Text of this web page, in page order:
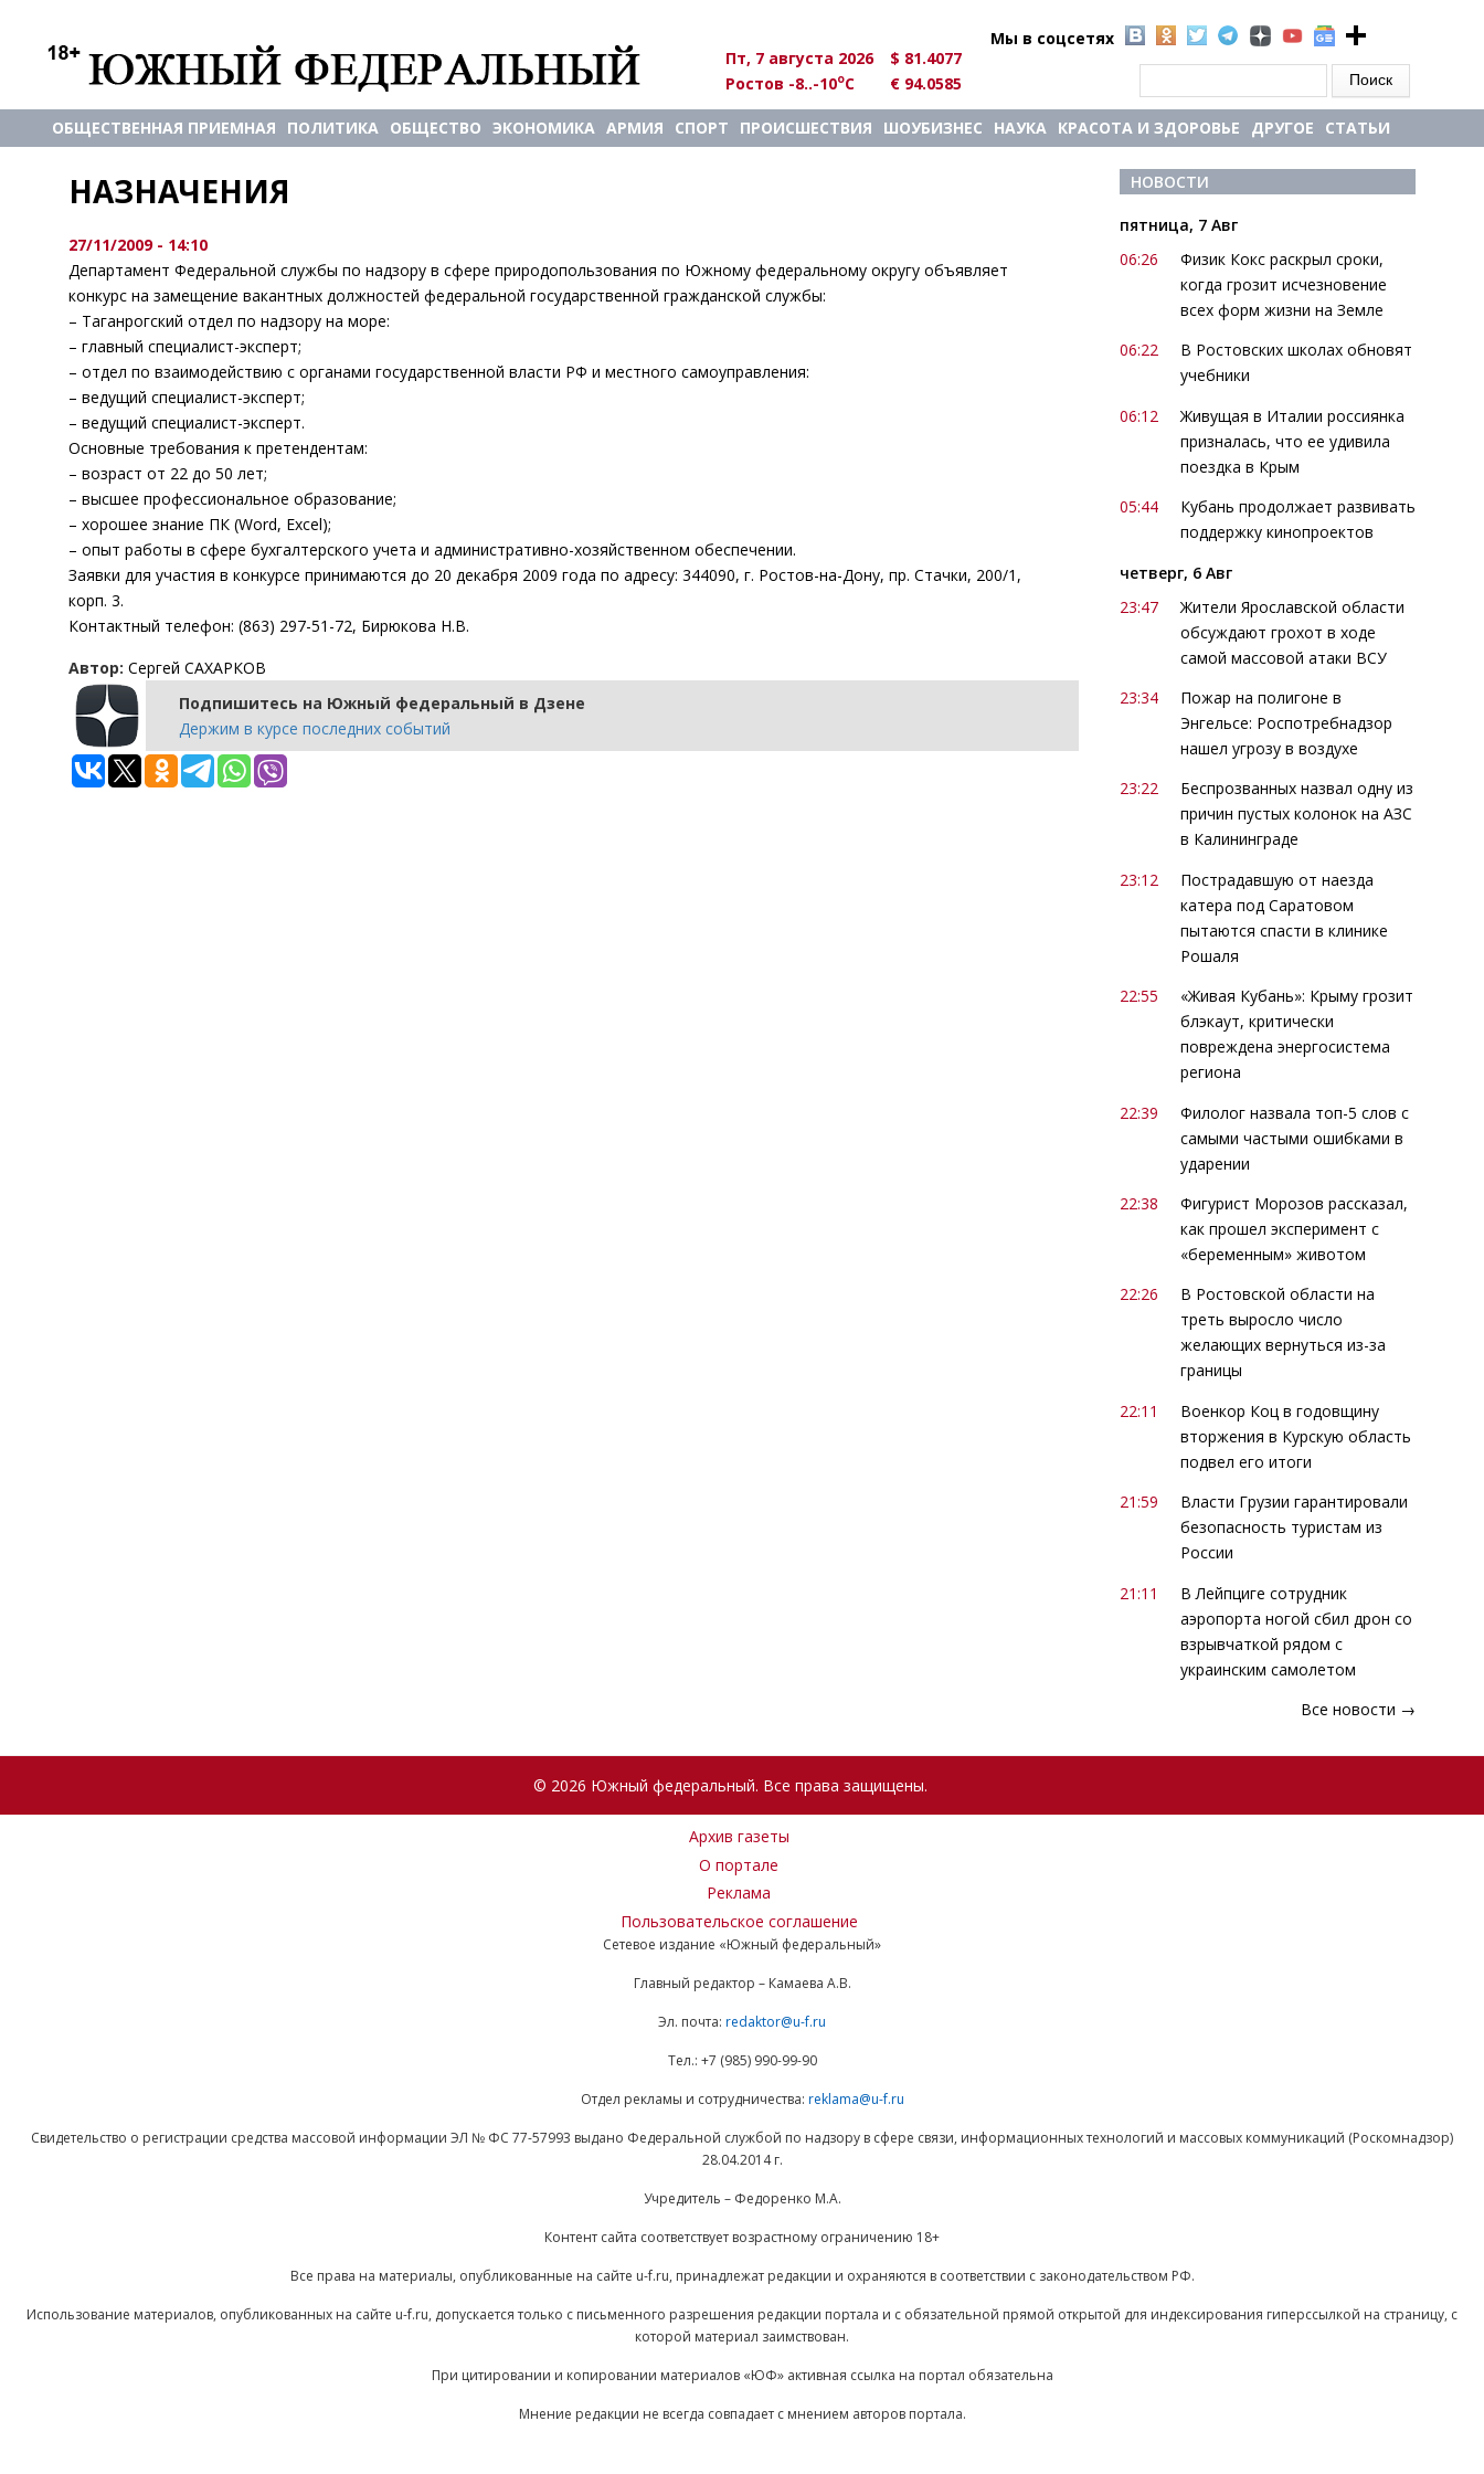
Мы в соцсетях
Пт, 7 августа 2026
$ 81.4077
Ростов -8..-10oC € 94.0585
ОБЩЕСТВЕННАЯ ПРИЕМНАЯ ПОЛИТИКА ОБЩЕСТВО ЭКОНОМИКА АРМИЯ СПОРТ ПРОИСШЕСТВИЯ ШОУБИЗНЕС НАУКА КРАСОТА И ЗДОРОВЬЕ ДРУГОЕ СТАТЬИ
НАЗНАЧЕНИЯ
27/11/2009 - 14:10
Департамент Федеральной службы по надзору в сфере природопользования по Южному федеральному округу объявляет
конкурс на замещение вакантных должностей федеральной государственной гражданской службы:
– Таганрогский отдел по надзору на море:
– главный специалист-эксперт;
– отдел по взаимодействию с органами государственной власти РФ и местного самоуправления:
– ведущий специалист-эксперт;
– ведущий специалист-эксперт.
Основные требования к претендентам:
– возраст от 22 до 50 лет;
– высшее профессиональное образование;
– хорошее знание ПК (Word, Excel);
– опыт работы в сфере бухгалтерского учета и административно-хозяйственном обеспечении.
Заявки для участия в конкурсе принимаются до 20 декабря 2009 года по адресу: 344090, г. Ростов-на-Дону, пр. Стачки, 200/1,
корп. 3.
Контактный телефон: (863) 297-51-72, Бирюкова Н.В.
Автор: Сергей САХАРКОВ
Подпишитесь на Южный федеральный в Дзене
Держим в курсе последних событий
НОВОСТИ
пятница, 7 Авг
06:26
Физик Кокс раскрыл сроки,
когда грозит исчезновение
всех форм жизни на Земле
06:22
В Ростовских школах обновят
учебники
06:12
Живущая в Италии россиянка
призналась, что ее удивила
поездка в Крым
05:44
Кубань продолжает развивать
поддержку кинопроектов
четверг, 6 Авг
23:47
Жители Ярославской области
обсуждают грохот в ходе
самой массовой атаки ВСУ
23:34
Пожар на полигоне в
Энгельсе: Роспотребнадзор
нашел угрозу в воздухе
23:22
Беспрозванных назвал одну из
причин пустых колонок на АЗС
в Калининграде
23:12
Пострадавшую от наезда
катера под Саратовом
пытаются спасти в клинике
Рошаля
22:55
«Живая Кубань»: Крыму грозит
блэкаут, критически
повреждена энергосистема
региона
22:39
Филолог назвала топ-5 слов с
самыми частыми ошибками в
ударении
22:38
Фигурист Морозов рассказал,
как прошел эксперимент с
«беременным» животом
22:26
В Ростовской области на
треть выросло число
желающих вернуться из-за
границы
22:11
Военкор Коц в годовщину
вторжения в Курскую область
подвел его итоги
21:59
Власти Грузии гарантировали
безопасность туристам из
России
21:11
В Лейпциге сотрудник
аэропорта ногой сбил дрон со
взрывчаткой рядом с
украинским самолетом
Все новости →
© 2026 Южный федеральный. Все права защищены.
Архив газеты
О портале
Реклама
Пользовательское соглашение
Сетевое издание «Южный федеральный»
Главный редактор – Камаева А.В.
Эл. почта: redaktor@u-f.ru
Тел.: +7 (985) 990-99-90
Отдел рекламы и сотрудничества: reklama@u-f.ru
Свидетельство о регистрации средства массовой информации ЭЛ № ФС 77-57993 выдано Федеральной службой по надзору в сфере связи, информационных технологий и массовых коммуникаций (Роскомнадзор)
28.04.2014 г.
Учредитель – Федоренко М.А.
Контент сайта соответствует возрастному ограничению 18+
Все права на материалы, опубликованные на сайте u-f.ru, принадлежат редакции и охраняются в соответствии с законодательством РФ.
Использование материалов, опубликованных на сайте u-f.ru, допускается только с письменного разрешения редакции портала и с обязательной прямой открытой для индексирования гиперссылкой на страницу, с
которой материал заимствован.
При цитировании и копировании материалов «ЮФ» активная ссылка на портал обязательна
Мнение редакции не всегда совпадает с мнением авторов портала.